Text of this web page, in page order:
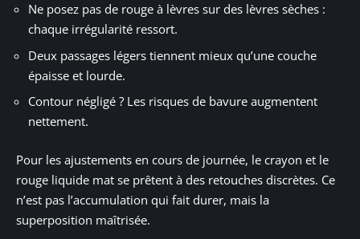
Ne posez pas de rouge à lèvres sur des lèvres sèches :
chaque irrégularité ressort.
Deux passages légers tiennent mieux qu’une couche
épaisse et lourde.
Contour négligé ? Les risques de bavure augmentent
nettement.
Pour les ajustements en cours de journée, le crayon et le
rouge liquide mat se prêtent à des retouches discrètes. Ce
n’est pas l’accumulation qui fait durer, mais la
superposition maîtrisée.